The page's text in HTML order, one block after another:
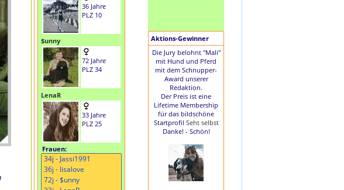
36 Jahre
PLZ 10
$unny
72 Jahre
PLZ 34
LenaR
33 Jahre
PLZ 25
Frauen:
Aktions-Gewinner
Die Jury belohnt "Mali"
mit Hund und Pferd
mit dem Schnupper-
Award unserer
Redaktion.
Der Preis ist eine
Lifetime Membership
für das bildschöne
Startprofil Seht selbst
Danke! - Schön!